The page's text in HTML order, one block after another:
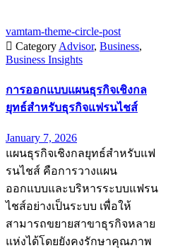
vamtam-theme-circle-post
 Category Advisor, Business,
Business Insights
การออกแบบแผนธุรกิจเชิงกล
ยุทธ์สำหรับธุรกิจแฟรนไชส์
January 7, 2026
แผนธุรกิจเชิงกลยุทธ์สำหรับแฟ
รนไชส์ คือการวางแผน
ออกแบบและบริหารระบบแฟรน
ไชส์อย่างเป็นระบบ เพื่อให้
สามารถขยายสาขาธุรกิจหลาย
แห่งได้โดยยังคงรักษาคุณภาพ